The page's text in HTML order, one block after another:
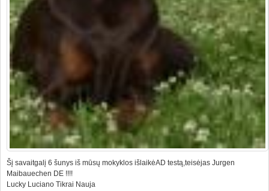
Šį savaitgalį 6 šunys iš mūsų mokyklos išlaikėAD testą,teisėjas Jurgen
Maibauechen DE !!!!
Lucky Luciano Tikrai Nauja